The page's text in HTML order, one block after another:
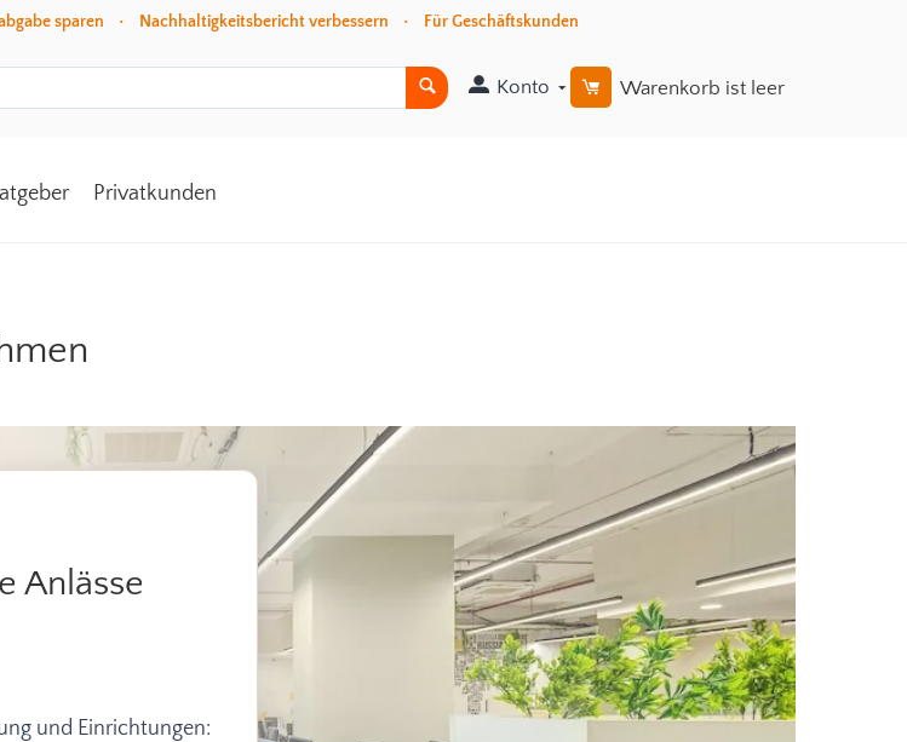
sparen • Nachhaltigkeitsbericht verbessern • Für Geschäftskunden
Konto Warenkorb ist leer
Privatkunden
Anlässe
und Einrichtungen: